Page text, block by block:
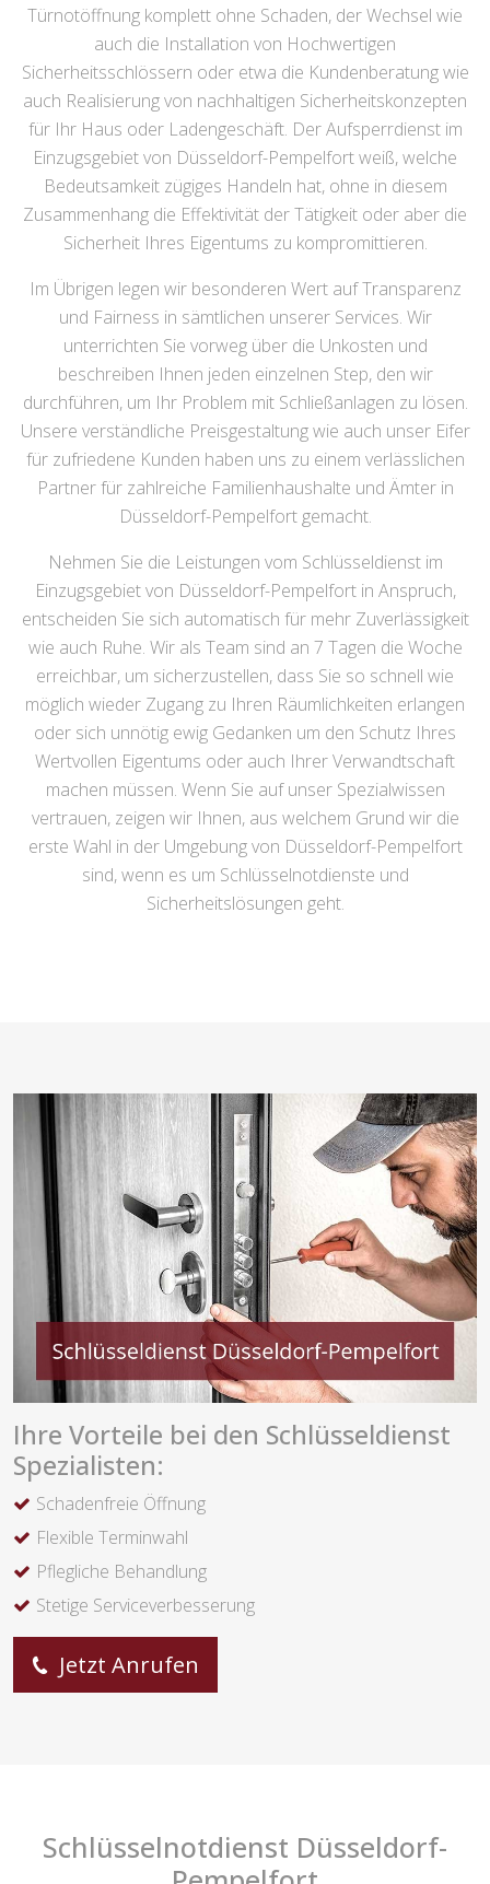
Türnotöffnung komplett ohne Schaden, der Wechsel wie
auch die Installation von Hochwertigen
Sicherheitsschlössern oder etwa die Kundenberatung wie
auch Realisierung von nachhaltigen Sicherheitskonzepten
für Ihr Haus oder Ladengeschäft. Der Aufsperrdienst im
Einzugsgebiet von Düsseldorf-Pempelfort weiß, welche
Bedeutsamkeit zügiges Handeln hat, ohne in diesem
Zusammenhang die Effektivität der Tätigkeit oder aber die
Sicherheit Ihres Eigentums zu kompromittieren.
Im Übrigen legen wir besonderen Wert auf Transparenz
und Fairness in sämtlichen unserer Services. Wir
unterrichten Sie vorweg über die Unkosten und
beschreiben Ihnen jeden einzelnen Step, den wir
durchführen, um Ihr Problem mit Schließanlagen zu lösen.
Unsere verständliche Preisgestaltung wie auch unser Eifer
für zufriedene Kunden haben uns zu einem verlässlichen
Partner für zahlreiche Familienhaushalte und Ämter in
Düsseldorf-Pempelfort gemacht.
Nehmen Sie die Leistungen vom Schlüsseldienst im
Einzugsgebiet von Düsseldorf-Pempelfort in Anspruch,
entscheiden Sie sich automatisch für mehr Zuverlässigkeit
wie auch Ruhe. Wir als Team sind an 7 Tagen die Woche
erreichbar, um sicherzustellen, dass Sie so schnell wie
möglich wieder Zugang zu Ihren Räumlichkeiten erlangen
oder sich unnötig ewig Gedanken um den Schutz Ihres
Wertvollen Eigentums oder auch Ihrer Verwandtschaft
machen müssen. Wenn Sie auf unser Spezialwissen
vertrauen, zeigen wir Ihnen, aus welchem Grund wir die
erste Wahl in der Umgebung von Düsseldorf-Pempelfort
sind, wenn es um Schlüsselnotdienste und
Sicherheitslösungen geht.
Ihre Vorteile bei den Schlüsseldienst
Spezialisten:
Schadenfreie Öffnung
Flexible Terminwahl
Pflegliche Behandlung
Stetige Serviceverbesserung
Jetzt Anrufen
Schlüsselnotdienst Düsseldorf-